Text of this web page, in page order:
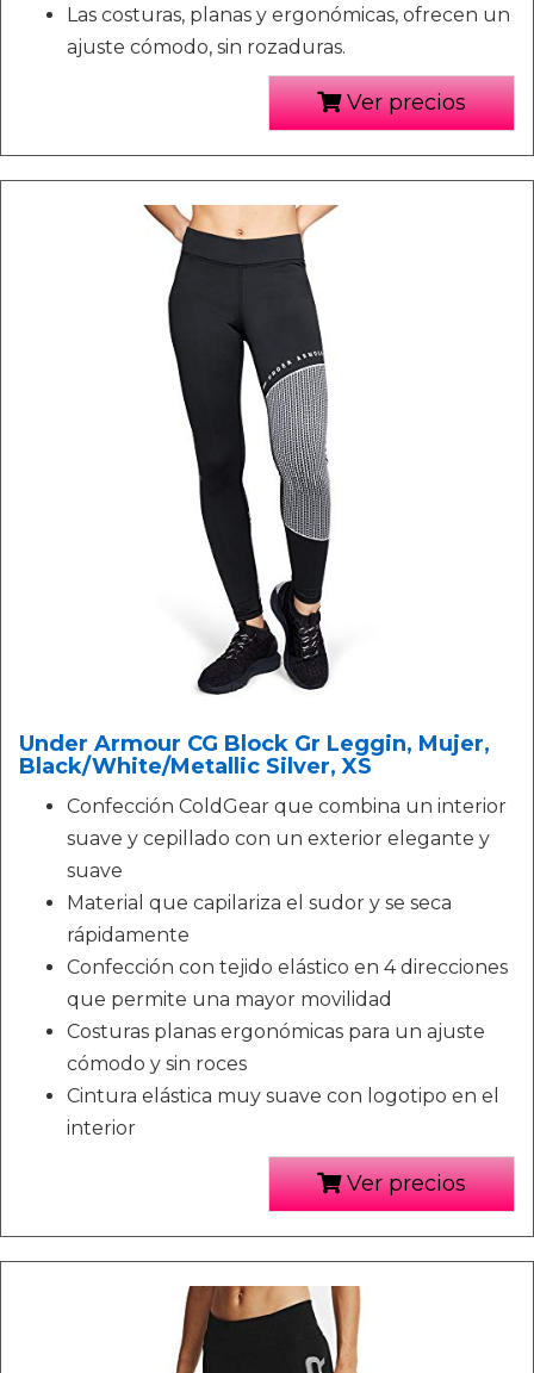
Las costuras, planas y ergonómicas, ofrecen un
ajuste cómodo, sin rozaduras.
Ver precios
Under Armour CG Block Gr Leggin, Mujer,
Black/White/Metallic Silver, XS
Confección ColdGear que combina un interior
suave y cepillado con un exterior elegante y
suave
Material que capilariza el sudor y se seca
rápidamente
Confección con tejido elástico en 4 direcciones
que permite una mayor movilidad
Costuras planas ergonómicas para un ajuste
cómodo y sin roces
Cintura elástica muy suave con logotipo en el
interior
Ver precios